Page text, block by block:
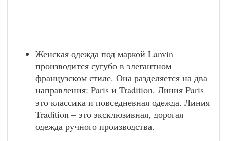
Женская одежда под маркой Lanvin
производится сугубо в элегантном
французском стиле. Она разделяется на два
направления: Paris и Tradition. Линия Paris –
это классика и повседневная одежда. Линия
Tradition – это эксклюзивная, дорогая
одежда ручного производства.